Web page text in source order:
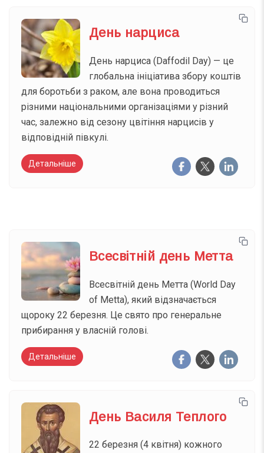
День нарциса
День нарциса (Daffodil Day) — це
глобальна ініціатива збору коштів
для боротьби з раком, але вона проводиться
різними національними організаціями у різний
час, залежно від сезону цвітіння нарцисів у
відповідній півкулі.
Детальніше
Всесвітній день Метта
Всесвітній день Метта (World Day
of Metta), який відзначається
щороку 22 березня. Це свято про генеральне
прибирання у власній голові.
Детальніше
День Василя Теплого
22 березня (4 квітня) кожного